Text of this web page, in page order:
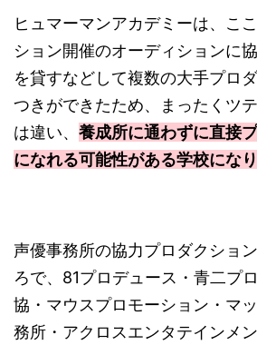
ヒュマーマンアカデミーは、こ
ション開催のオーディションに
を貸すなどして複数の大手プロ
つきができたため、まったくツ
は違い、 養成所に通わずに直接
になれる可能性がある学校になり
声優事務所の協力プロダクショ
ろで、81プロデュース・青二プ
協・マウスプロモーション・マ
務所・アクロスエンタテインメ